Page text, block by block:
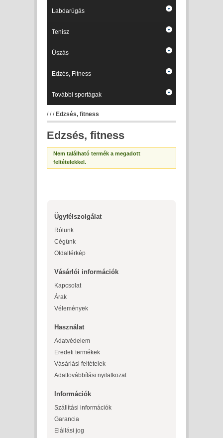
Labdarúgás
Tenisz
Úszás
Edzés, Fitness
További sportágak
/// Edzsés, fitness
Edzsés, fitness
Nem található termék a megadott
feltételekkel.
Ügyfélszolgálat
Rólunk
Cégünk
Oldaltérkép
Vásárlói információk
Kapcsolat
Árak
Vélemények
Használat
Adatvédelem
Eredeti termékek
Vásárlási feltételek
Adattovábbítási nyilatkozat
Információk
Szállítási információk
Garancia
Elállási jog